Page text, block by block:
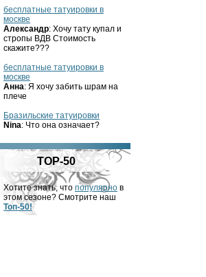
бесплатные татуировки в
москве
Александр: Хочу тату купал и
стропы ВДВ Стоимость
скажите???
бесплатные татуировки в
москве
Анна: Я хочу забить шрам на
плече
Бразильские татуировки
Nina: Что она означает?
TOP-50
Хотите знать, что популярно в
этом сезоне? Смотрите наш
Топ-50!